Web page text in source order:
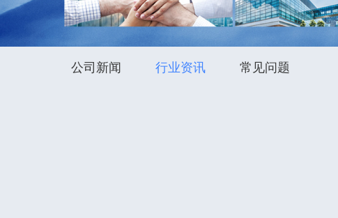
公司新闻 行业资讯 常见问题